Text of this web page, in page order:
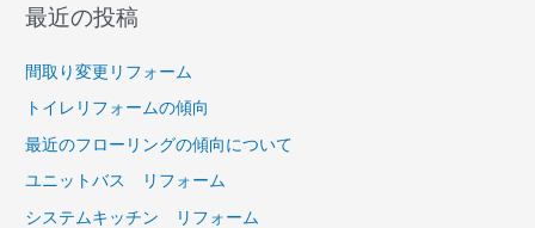
象
最近の投稿
間取り変更リフォーム
トイレリフォームの傾向
最近のフローリングの傾向について
ユニットバス リフォーム
システムキッチン リフォーム